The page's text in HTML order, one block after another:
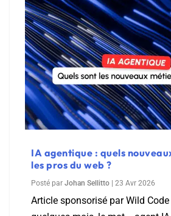
IA agentique : quels
les pros du web ?
Posté par Johan Sellitto | 23 Avr 2026
Article sponsorisé par Wild